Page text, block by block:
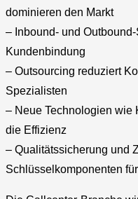
dominieren den Markt
– Inbound- und
Kundenbindung
– Outsourcing reduziert
Spezialisten
– Neue Technologien wie
die Effizienz
– Qualitätssicherung und
Schlüsselkomponenten